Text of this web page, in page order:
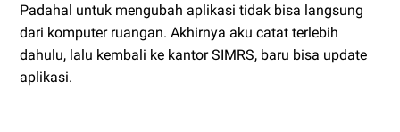
Padahal untuk mengubah aplikasi tidak bisa langsung
dari komputer ruangan. Akhirnya aku catat terlebih
dahulu, lalu kembali ke kantor SIMRS, baru bisa update
aplikasi.